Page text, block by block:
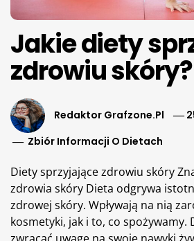
Jakie diety
zdrowiu skóry?
Redaktor Grafzone.pl
Zbiór Informacji O Dietach
Diety sprzyjające zdrowiu skóry
zdrowia skóry Dieta odgrywa
zdrowej skóry. Wpływają na nią
kosmetyki, jak i to, co spożywamy.